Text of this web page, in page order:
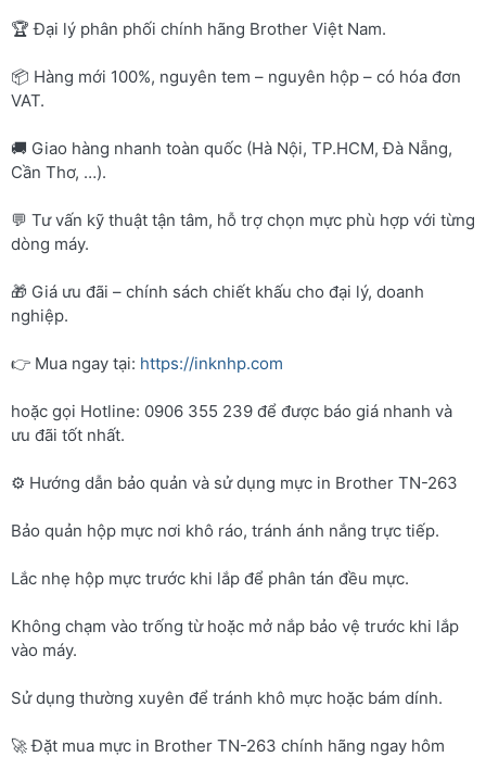
🏆 Đại lý phân phối chính hãng Brother Việt Nam.
📦 Hàng mới 100%, nguyên tem – nguyên hộp – có hóa đơn
VAT.
🚚 Giao hàng nhanh toàn quốc (Hà Nội, TP.HCM, Đà Nẵng,
Cần Thơ, …).
💬 Tư vấn kỹ thuật tận tâm, hỗ trợ chọn mực phù hợp với từng
dòng máy.
🎁 Giá ưu đãi – chính sách chiết khấu cho đại lý, doanh
nghiệp.
👉 Mua ngay tại: https://inknhp.com
hoặc gọi Hotline: 0906 355 239 để được báo giá nhanh và
ưu đãi tốt nhất.
⚙️ Hướng dẫn bảo quản và sử dụng mực in Brother TN-263
Bảo quản hộp mực nơi khô ráo, tránh ánh nắng trực tiếp.
Lắc nhẹ hộp mực trước khi lắp để phân tán đều mực.
Không chạm vào trống từ hoặc mở nắp bảo vệ trước khi lắp
vào máy.
Sử dụng thường xuyên để tránh khô mực hoặc bám dính.
🚀 Đặt mua mực in Brother TN-263 chính hãng ngay hôm